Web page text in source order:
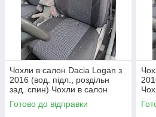
Чохли в салон Dacia Logan з
2016 (вод. підл., роздільн
зад. спин) Чохли в салон
Дачіа Логан / авто чохли
Dacia Logan
Готово до відправки